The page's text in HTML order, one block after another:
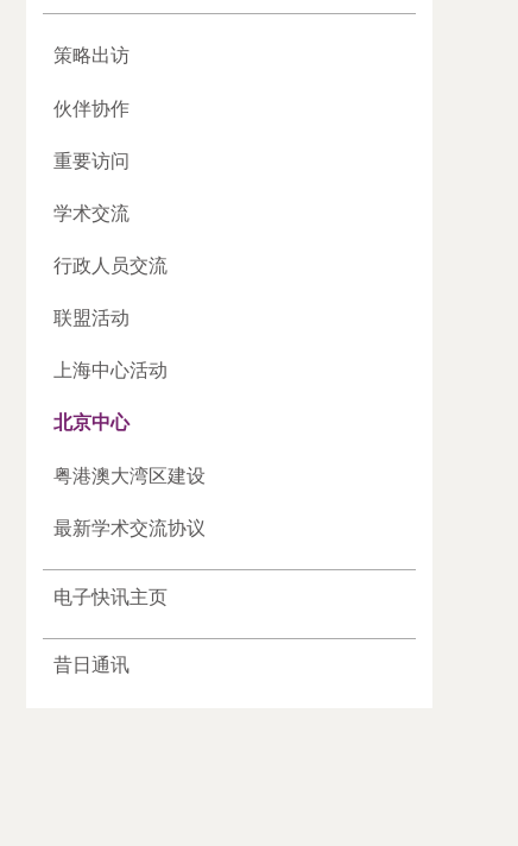
策略出访
伙伴协作
重要访问
学术交流
行政人员交流
联盟活动
上海中心活动
北京中心
粤港澳大湾区建设
最新学术交流协议
电子快讯主页
昔日通讯